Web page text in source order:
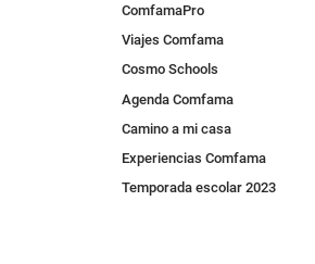
ComfamaPro
Viajes Comfama
Cosmo Schools
Agenda Comfama
Camino a mi casa
Experiencias Comfama
Temporada escolar 2023